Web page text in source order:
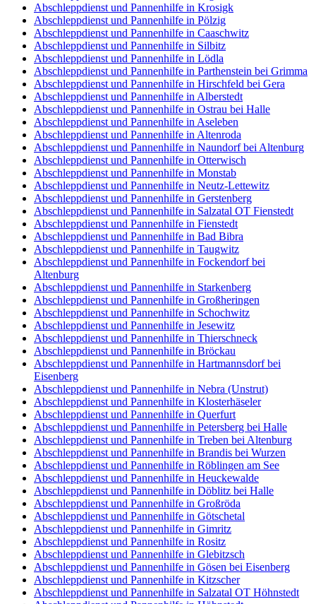
Abschleppdienst und Pannenhilfe in Krosigk
Abschleppdienst und Pannenhilfe in Pölzig
Abschleppdienst und Pannenhilfe in Caaschwitz
Abschleppdienst und Pannenhilfe in Silbitz
Abschleppdienst und Pannenhilfe in Lödla
Abschleppdienst und Pannenhilfe in Parthenstein bei Grimma
Abschleppdienst und Pannenhilfe in Hirschfeld bei Gera
Abschleppdienst und Pannenhilfe in Alberstedt
Abschleppdienst und Pannenhilfe in Ostrau bei Halle
Abschleppdienst und Pannenhilfe in Aseleben
Abschleppdienst und Pannenhilfe in Altenroda
Abschleppdienst und Pannenhilfe in Naundorf bei Altenburg
Abschleppdienst und Pannenhilfe in Otterwisch
Abschleppdienst und Pannenhilfe in Monstab
Abschleppdienst und Pannenhilfe in Neutz-Lettewitz
Abschleppdienst und Pannenhilfe in Gerstenberg
Abschleppdienst und Pannenhilfe in Salzatal OT Fienstedt
Abschleppdienst und Pannenhilfe in Fienstedt
Abschleppdienst und Pannenhilfe in Bad Bibra
Abschleppdienst und Pannenhilfe in Taugwitz
Abschleppdienst und Pannenhilfe in Fockendorf bei
Altenburg
Abschleppdienst und Pannenhilfe in Starkenberg
Abschleppdienst und Pannenhilfe in Großheringen
Abschleppdienst und Pannenhilfe in Schochwitz
Abschleppdienst und Pannenhilfe in Jesewitz
Abschleppdienst und Pannenhilfe in Thierschneck
Abschleppdienst und Pannenhilfe in Bröckau
Abschleppdienst und Pannenhilfe in Hartmannsdorf bei
Eisenberg
Abschleppdienst und Pannenhilfe in Nebra (Unstrut)
Abschleppdienst und Pannenhilfe in Klosterhäseler
Abschleppdienst und Pannenhilfe in Querfurt
Abschleppdienst und Pannenhilfe in Petersberg bei Halle
Abschleppdienst und Pannenhilfe in Treben bei Altenburg
Abschleppdienst und Pannenhilfe in Brandis bei Wurzen
Abschleppdienst und Pannenhilfe in Röblingen am See
Abschleppdienst und Pannenhilfe in Heuckewalde
Abschleppdienst und Pannenhilfe in Döblitz bei Halle
Abschleppdienst und Pannenhilfe in Großröda
Abschleppdienst und Pannenhilfe in Götschetal
Abschleppdienst und Pannenhilfe in Gimritz
Abschleppdienst und Pannenhilfe in Rositz
Abschleppdienst und Pannenhilfe in Glebitzsch
Abschleppdienst und Pannenhilfe in Gösen bei Eisenberg
Abschleppdienst und Pannenhilfe in Kitzscher
Abschleppdienst und Pannenhilfe in Salzatal OT Höhnstedt